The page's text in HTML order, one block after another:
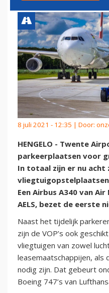
8 juli 2021 - 12:35 | Door:
HENGELO - Twente
parkeerplaatsen voor
In totaal zijn er nu acht
vliegtuigopstelplaatsen
Een Airbus A340 van
AELS, bezet de eerste
Naast het tijdelijk
zijn de VOP’s ook
vliegtuigen van zowel
leasemaatschappijen,
nodig zijn. Dat gebeurt
Boeing 747’s van